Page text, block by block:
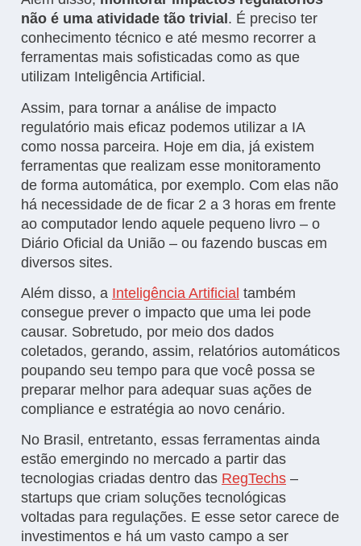
não é uma atividade tão trivial . É preciso ter
conhecimento técnico e até mesmo recorrer a
ferramentas mais sofisticadas como as que
utilizam Inteligência Artificial.
Assim, para tornar a análise de impacto
regulatório mais eficaz podemos utilizar a IA
como nossa parceira. Hoje em dia, já existem
ferramentas que realizam esse monitoramento
de forma automática, por exemplo. Com elas não
há necessidade de de ficar 2 a 3 horas em frente
ao computador lendo aquele pequeno livro – o
Diário Oficial da União – ou fazendo buscas em
diversos sites.
Além disso, a Inteligência Artificial também
consegue prever o impacto que uma lei pode
causar. Sobretudo, por meio dos dados
coletados, gerando, assim, relatórios automáticos
poupando seu tempo para que você possa se
preparar melhor para adequar suas ações de
compliance e estratégia ao novo cenário.
No Brasil, entretanto, essas ferramentas ainda
estão emergindo no mercado a partir das
tecnologias criadas dentro das RegTechs –
startups que criam soluções tecnológicas
voltadas para regulações. E esse setor carece de
investimentos e há um vasto campo a ser